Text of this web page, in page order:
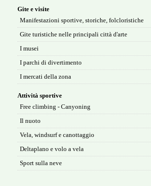
Gite e visite
Manifestazioni sportive, storiche, folcloristiche
Gite turistiche nelle principali città d'arte
I musei
I parchi di divertimento
I mercati della zona
Attività sportive
Free climbing - Canyoning
Il nuoto
Vela, windsurf e canottaggio
Deltaplano e volo a vela
Sport sulla neve